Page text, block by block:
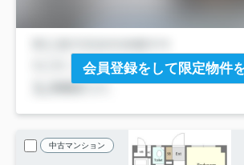
会員登録をして限定物件
中古マンション